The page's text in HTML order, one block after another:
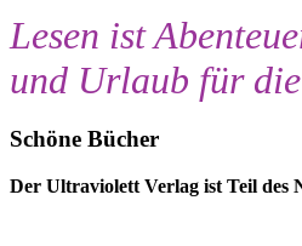
Lesen ist
und Urlaub für die
Schöne Bücher
Der Ultraviolett Verlag ist Teil des